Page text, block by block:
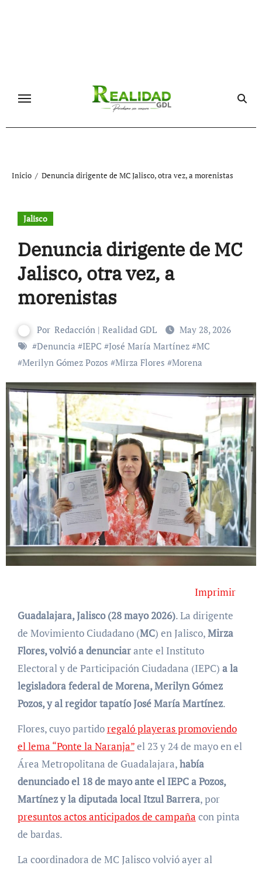
Inicio Denuncia dirigente de MC Jalisco, otra vez, a morenistas
Jalisco
Denuncia dirigente de MC
Jalisco, otra vez, a
morenistas
Por Redacción | Realidad GDL
May 28, 2026
#Denuncia #IEPC #José María Martínez#MC
#Merilyn Gómez Pozos #Mirza Flores #Morena
Imprimir
Guadalajara, Jalisco (28 mayo 2026). La dirigente
de Movimiento Ciudadano (MC) en Jalisco,Mirza
Flores, volvió a denunciarante el Instituto
Electoral y de Participación Ciudadana (IEPC) a la
legisladora federal de Morena, Merilyn Gómez
Pozos, y al regidor tapatío José María Martínez.
Flores, cuyo partidoregaló playeras promoviendo
el lema “Ponte la Naranja”el 23 y 24 de mayo en el
Área Metropolitana de Guadalajara,había
denunciado el 18 de mayo ante el IEPC a Pozos,
Martínez y la diputada local Itzul Barrera, por
presuntos actos anticipados de campaña con pinta
de bardas.
La coordinadora de MC Jalisco volvió ayer al